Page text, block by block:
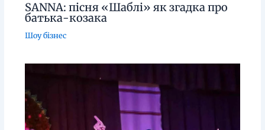
SANNA: пісня «Шаблі» як згадка про
батька-козака
Шоу бізнес